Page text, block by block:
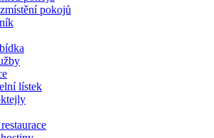
pokojů
lístek